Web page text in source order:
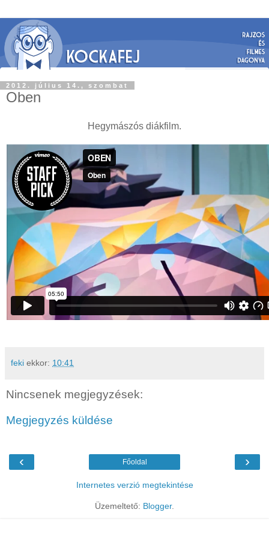
2012. július 14., szombat
Oben
Hegymászós diákfilm.
feki ekkor: 10:41
Nincsenek megjegyzések:
Megjegyzés küldése
‹ ›
Főoldal
Internetes verzió megtekintése
Üzemeltető: Blogger.